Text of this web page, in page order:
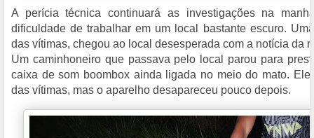
A perícia técnica continuará as investigações na
dificuldade de trabalhar em um local bastante escuro.
das vítimas, chegou ao local desesperada com a notícia da
Um caminhoneiro que passava pelo local parou para
caixa de som boombox ainda ligada no meio do mato.
das vítimas, mas o aparelho desapareceu pouco depois.